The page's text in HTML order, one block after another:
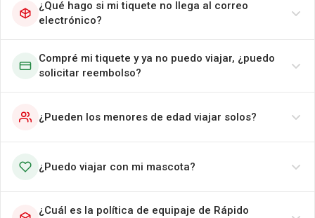
¿Qué hago si mi tiquete no llega al correo
electrónico?
Compré mi tiquete y ya no puedo viajar, ¿puedo
solicitar reembolso?
¿Pueden los menores de edad viajar solos?
¿Puedo viajar con mi mascota?
¿Cuál es la política de equipaje de Rápido